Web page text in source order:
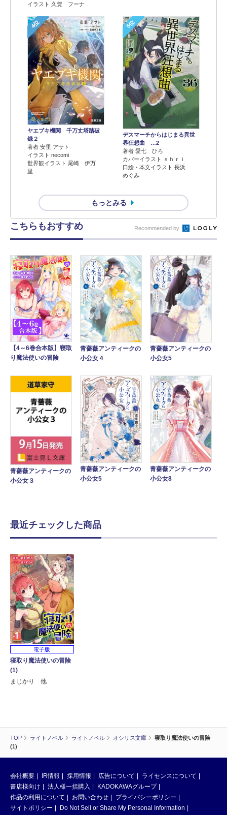
TOP ライトノベル ライトノベル オシリス文庫
寝取り魔法使いの冒険
(1)
イラスト 久賀 フーナ
4位
ヤエブキ機関 千万丈塔踏破
録２
著者 安里 アサト
イラスト necomi
世界観イラスト 尾崎 伊万
里
5位
デスマーチからはじまる異世
界狂想曲 …2
著者 愛七 ひろ
カバーイラスト ｓｈｒｉ
口絵・本文イラスト 長浜
めぐみ
もっとみる
こちらもおすすめ Recommended by
【4～6巻合本版】寝取
り魔法使いの冒険
青薔薇アンティークの
小公女４
青薔薇アンティークの
小公女5
青薔薇アンティークの
小公女３
青薔薇アンティークの
小公女5
青薔薇アンティークの
小公女8
最近チェックした商品
電子版
寝取り魔法使いの冒険
(1)
まじかり 他
会社概要 IR情報 採用情報 広告について
ライセンスについて
書店様向け
法人様一括購入
KADOKAWAグループ
作品の利用について
お問い合わせ
プライバシーポリシー
サイトポリシー
Do Not Sell or Share My Personal Information